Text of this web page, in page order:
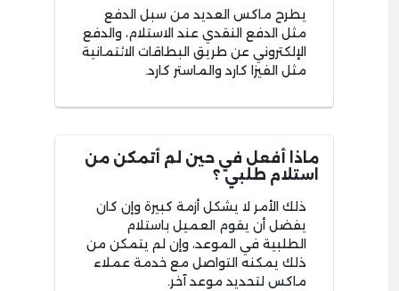
يطرح ماكس العديد من سبل الدفع
مثل الدفع النقدي عند الاستلام، والدفع
الإلكتروني عن طريق البطاقات الائتمانية
مثل الفيزا كارد والماستر كارد.
ماذا أفعل في حين لم أتمكن من
استلام طلبي ؟
ذلك الأمر لا يشكل أزمة كبيرة وإن كان
يفضل أن يقوم العميل باستلام
الطلبية في الموعد، وإن لم يتمكن من
ذلك يمكنه التواصل مع خدمة عملاء
ماكس لتحديد موعد آخر.